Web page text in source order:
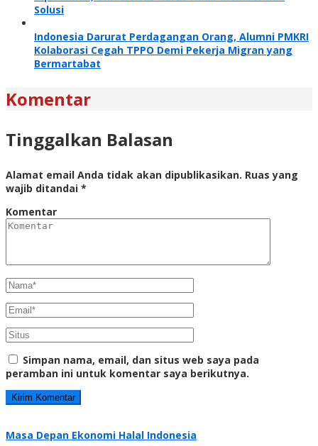
Solusi
Indonesia Darurat Perdagangan Orang, Alumni PMKRI
Kolaborasi Cegah TPPO Demi Pekerja Migran yang
Bermartabat
Komentar
Tinggalkan Balasan
Alamat email Anda tidak akan dipublikasikan. Ruas yang
wajib ditandai *
Komentar
Simpan nama, email, dan situs web saya pada
peramban ini untuk komentar saya berikutnya.
Masa Depan Ekonomi Halal Indonesia